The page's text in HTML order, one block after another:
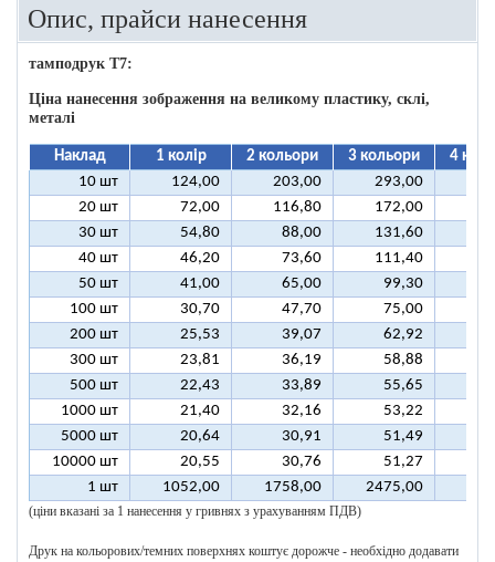
Опис, прайси нанесення
тамподрук T7:
Ціна нанесення зображення на великому пластику, склі,
металі
Наклад 1 колір 2 кольори 3 кольори
4
10 шт
124,00 203,00 293,00
20 шт
72,00 116,80 172,00
30 шт
54,80 88,00 131,60
40 шт
46,20 73,60 111,40
50 шт
41,00 65,00 99,30
100 шт
30,70 47,70 75,00
200 шт
25,53 39,07 62,92
300 шт
23,81 36,19 58,88
500 шт
22,43 33,89 55,65
1000 шт
21,40 32,16 53,22
5000 шт
20,64 30,91 51,49
10000 шт
20,55 30,76 51,27
1 шт
1052,00 1758,00 2475,00
(ціни вказані за 1 нанесення у гривнях з урахуванням ПДВ)
Друк на кольорових/темних поверхнях коштує дорожче - необхідно додавати